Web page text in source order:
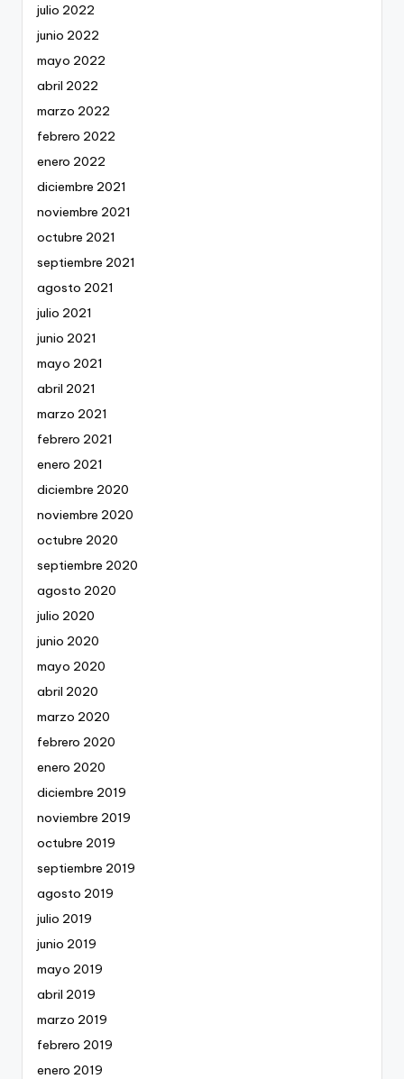
julio 2022
junio 2022
mayo 2022
abril 2022
marzo 2022
febrero 2022
enero 2022
diciembre 2021
noviembre 2021
octubre 2021
septiembre 2021
agosto 2021
julio 2021
junio 2021
mayo 2021
abril 2021
marzo 2021
febrero 2021
enero 2021
diciembre 2020
noviembre 2020
octubre 2020
septiembre 2020
agosto 2020
julio 2020
junio 2020
mayo 2020
abril 2020
marzo 2020
febrero 2020
enero 2020
diciembre 2019
noviembre 2019
octubre 2019
septiembre 2019
agosto 2019
julio 2019
junio 2019
mayo 2019
abril 2019
marzo 2019
febrero 2019
enero 2019